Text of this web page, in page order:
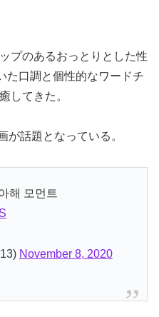
プのあるおっとりとした性
た口調と個性的なワードチ
してきた。
が話題となっている。
해 모먼트
November 8, 2020